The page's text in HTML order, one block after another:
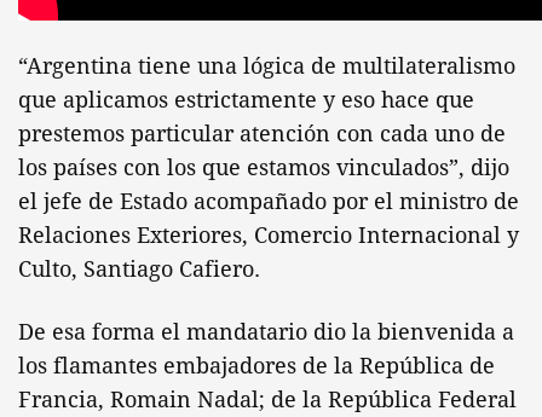
“Argentina tiene una lógica de multilateralismo
que aplicamos estrictamente y eso hace que
prestemos particular atención con cada uno de
los países con los que estamos vinculados”, dijo
el jefe de Estado acompañado por el ministro de
Relaciones Exteriores, Comercio Internacional y
Culto, Santiago Cafiero.
De esa forma el mandatario dio la bienvenida a
los flamantes embajadores de la República de
Francia, Romain Nadal; de la República Federal